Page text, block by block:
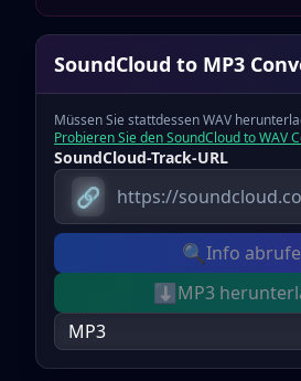
SoundCloud to MP3
SoundCloud-Track-URL
Müssen Sie stattdessen WAV
Probieren Sie den SoundCloud to WAV
🔗
🔍Info
⬇️ MP3